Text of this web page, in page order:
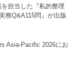
担当した『私的整理
務Q&A115問』が出版
Asia-Pacific 2026にお